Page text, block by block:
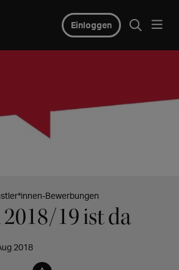
Einloggen
Bewerbungen
19 ist da
2018